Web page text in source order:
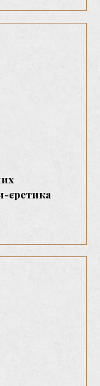
єретика